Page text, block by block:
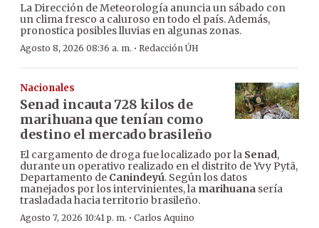
La Dirección de Meteorología anuncia un sábado con
un clima fresco a caluroso en todo el país. Además,
pronostica posibles lluvias en algunas zonas.
Agosto 8, 2026 08:36 a. m. · Redacción ÚH
Nacionales
Senad incauta 728 kilos de
marihuana que tenían como
destino el mercado brasileño
El cargamento de droga fue localizado por la Senad,
durante un operativo realizado en el distrito de Yvy Pytã,
Departamento de Canindeyú. Según los datos
manejados por los intervinientes, la marihuana sería
trasladada hacia territorio brasileño.
Agosto 7, 2026 10:41 p. m. · Carlos Aquino